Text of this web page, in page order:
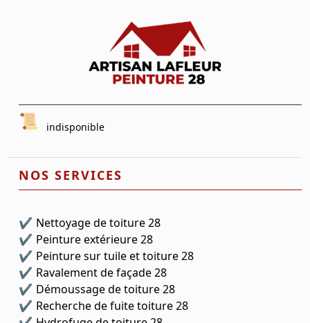
indisponible
NOS SERVICES
Nettoyage de toiture 28
Peinture extérieure 28
Peinture sur tuile et toiture 28
Ravalement de façade 28
Démoussage de toiture 28
Recherche de fuite toiture 28